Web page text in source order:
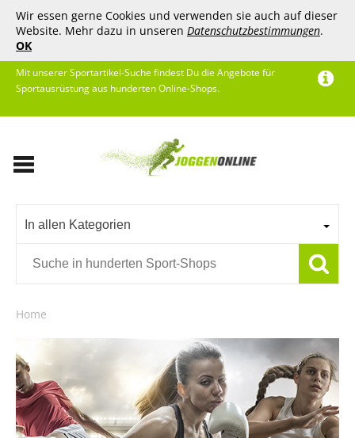
Wir essen gerne Cookies und verwenden sie auch auf dieser
Website. Mehr dazu in unseren Datenschutzbestimmungen.
OK
Mit unserer Sportartikel-Suche findest Du die Angebote für
Sportausrüstung aus hunderten Online-Shops.
In allen Kategorien
Home